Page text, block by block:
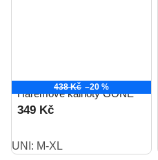
438 Kč –20 %
Harémové kalhoty GONE
349 Kč
UNI: M-XL